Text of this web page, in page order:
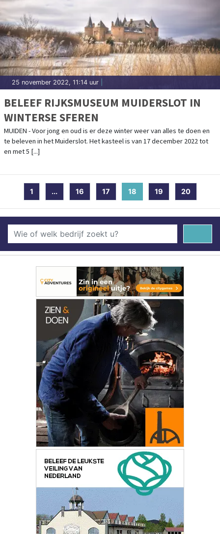
25 november 2022, 11:14 uur
BELEEF RIJKSMUSEUM MUIDERSLOT IN
WINTERSE SFEREN
MUIDEN - Voor jong en oud is er deze winter weer van alles te doen en
te beleven in het Muiderslot. Het kasteel is van 17 december 2022 tot
en met 5 [...]
1 ... 16 17 18 (current)
19 20